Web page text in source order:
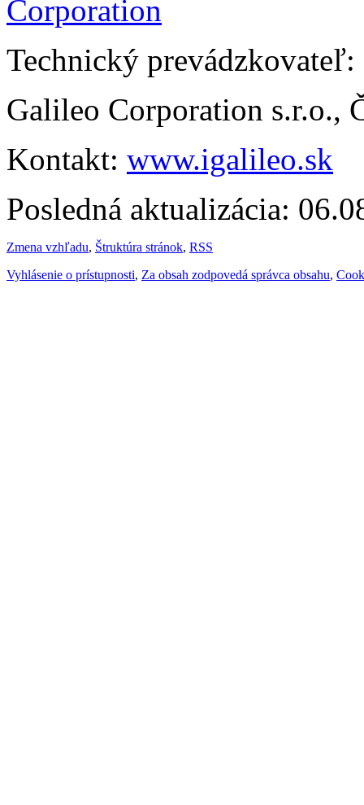
Technický prevádzkovateľ:
Galileo Corporation s.r.o.,
Kontakt: www.igalileo.sk
Posledná aktualizácia:
Zmena vzhľadu, Štruktúra stránok, RSS
Vyhlásenie o prístupnosti, Za obsah zodpovedá správca obsahu,